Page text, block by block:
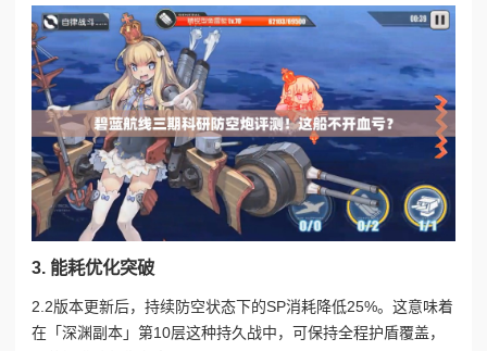
3. 能耗优化突破
2.2版本更新后，持续防空状态下的SP消耗降低25%。这意味着
在「深渊副本」第10层这种持久战中，可保持全程护盾覆盖，